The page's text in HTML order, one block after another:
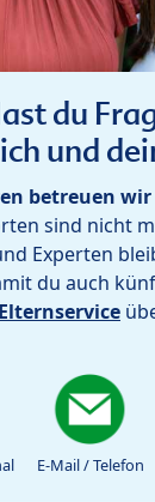
du
und
betreuen
sind nicht
Experten
du auch
E-Mail / Telefon